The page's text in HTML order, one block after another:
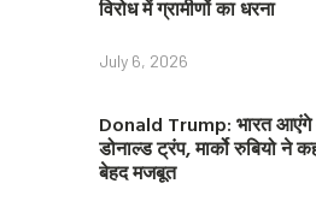
विरोध में ग्रामीणों का धरना
July 6, 2026
Donald Trump: भारत आएंगे
डोनाल्ड ट्रंप, मार्को रुबियो ने
बेहद मजबूत